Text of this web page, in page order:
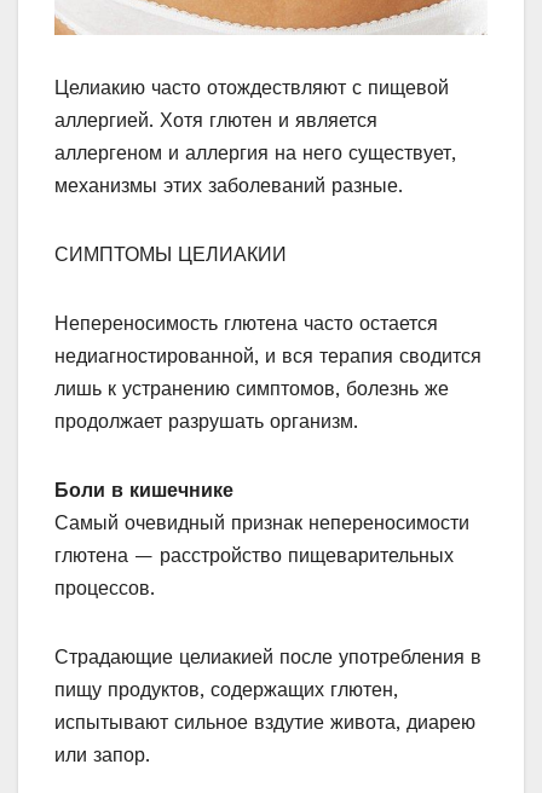
Целиакию часто отождествляют с пищевой
аллергией. Хотя глютен и является
аллергеном и аллергия на него существует,
механизмы этих заболеваний разные.
СИМПТОМЫ ЦЕЛИАКИИ
Непереносимость глютена часто остается
недиагностированной, и вся терапия сводится
лишь к устранению симптомов, болезнь же
продолжает разрушать организм.
Боли в кишечнике
Самый очевидный признак непереносимости
глютена — расстройство пищеварительных
процессов.
Страдающие целиакией после употребления в
пищу продуктов, содержащих глютен,
испытывают сильное вздутие живота, диарею
или запор.